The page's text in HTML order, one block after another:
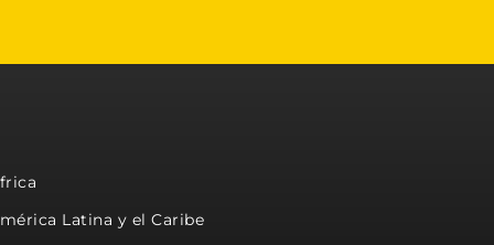
Latina y el Caribe